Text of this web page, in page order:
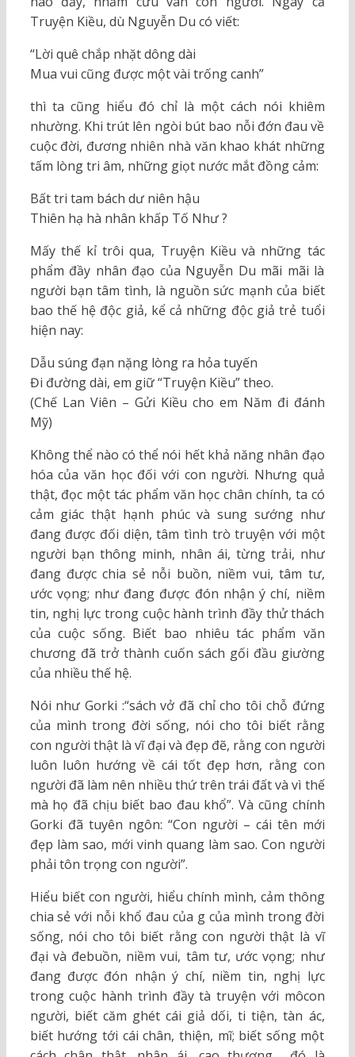
Truyện Kiều, dù Nguyễn Du có viết:
“Lời quê chắp nhặt dông dài
Mua vui cũng được một vài trống canh”
thì ta cũng hiểu đó chỉ là một cách nói khiêm
nhường. Khi trút lên ngòi bút bao nỗi đớn đau về
cuộc đời, đương nhiên nhà văn khao khát những
tấm lòng tri âm, những giọt nước mắt đồng cảm:
Bất tri tam bách dư niên hậu
Thiên hạ hà nhân khấp Tố Như ?
Mấy thế kỉ trôi qua, Truyện Kiều và những tác
phẩm đầy nhân đạo của Nguyễn Du mãi mãi là
người bạn tâm tình, là nguồn sức mạnh của biết
bao thế hệ độc giả, kể cả những độc giả trẻ tuổi
hiện nay:
Dẫu súng đạn nặng lòng ra hỏa tuyến
Đi đường dài, em giữ “Truyện Kiều” theo.
(Chế Lan Viên – Gửi Kiều cho em Năm đi đánh
Mỹ)
Không thể nào có thể nói hết khả năng nhân đạo
hóa của văn học đối với con người. Nhưng quả
thật, đọc một tác phẩm văn học chân chính, ta có
cảm giác thật hạnh phúc và sung sướng như
đang được đối diện, tâm tình trò truyện với một
người bạn thông minh, nhân ái, từng trải, như
đang được chia sẻ nỗi buồn, niềm vui, tâm tư,
ước vọng; như đang được đón nhận ý chí, niềm
tin, nghị lực trong cuộc hành trình đầy thử thách
của cuộc sống. Biết bao nhiêu tác phẩm văn
chương đã trở thành cuốn sách gối đầu giường
của nhiều thế hệ.
Nói như Gorki :“sách vở đã chỉ cho tôi chỗ đứng
của mình trong đời sống, nói cho tôi biết rằng
con người thật là vĩ đại và đẹp đẽ, rằng con người
luôn luôn hướng về cái tốt đẹp hơn, rằng con
người đã làm nên nhiều thứ trên trái đất và vì thế
mà họ đã chịu biết bao đau khổ”. Và cũng chính
Gorki đã tuyên ngôn: “Con người – cái tên mới
đẹp làm sao, mới vinh quang làm sao. Con người
phải tôn trọng con người”.
Hiểu biết con người, hiểu chính mình, cảm thông
chia sẻ với nỗi khổ đau của g của mình trong đời
sống, nói cho tôi biết rằng con người thật là vĩ
đại và đebuồn, niềm vui, tâm tư, ước vọng; như
đang được đón nhận ý chí, niềm tin, nghị lực
trong cuộc hành trình đầy tà truyện với môcon
người, biết căm ghét cái giả dối, ti tiện, tàn ác,
biết hướng tới cái chân, thiện, mĩ; biết sống một